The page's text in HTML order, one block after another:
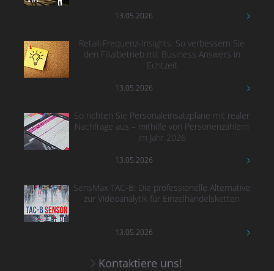
13.05.2026
Retail-Frequenz-Insights: So verbessern Sie
den Filialbetrieb mit Business Answers in
Echtzeit
13.05.2026
So richten Sie Personaleinsatzpläne mit realer
Nachfrage aus – mithilfe von Personenzählern
im Jahr 2026
13.05.2026
SensMax TAC-B: Die professionelle Alternative
zur Videoanalytik für Einzelhandelsketten
13.05.2026
Kontaktiere uns!